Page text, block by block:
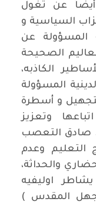
أيضاً عن تغول
السياسية و
المسؤولة عن
الصحيحة
الكاذبه،
المسؤولة
و أسطرة
وتعزيز
صادق التعصب
التعليم وعدم
والحداثة،
يشاطر اوليفيه
المقدس )